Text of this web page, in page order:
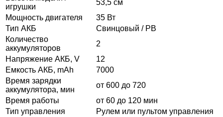
игрушки
53,5 см
Мощность двигателя
35 Вт
Тип АКБ
Свинцовый / PB
Количество
аккумуляторов
2
Напряжение АКБ, V
12
Емкость АКБ, mAh
7000
Время зарядки
аккумулятора, мин
от 600 до 720
Время работы
от 60 до 120 мин
Тип управления
Рулем или пультом управления